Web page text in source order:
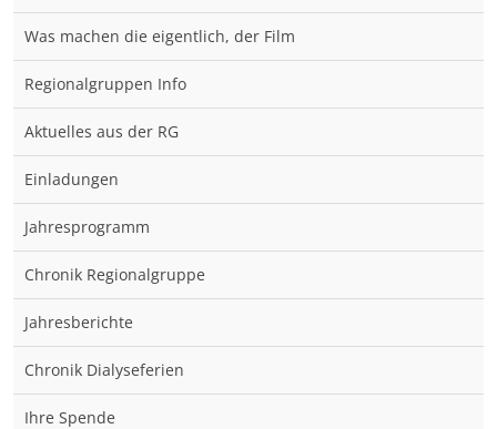
Was machen die eigentlich, der Film
Regionalgruppen Info
Aktuelles aus der RG
Einladungen
Jahresprogramm
Chronik Regionalgruppe
Jahresberichte
Chronik Dialyseferien
Ihre Spende